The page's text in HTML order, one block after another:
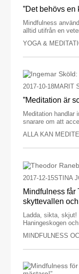
”Det behövs en
Mindfulness
alltid utifrån en
YOGA &
2017-10-18MARIT
”Meditation är
Meditation handlar
snarare om att
ALLA KAN
2017-12-15STINA
Mindfulness får
skyttevallen
Ladda, sikta, skjut!
Haningeskogen
MINDFULNESS